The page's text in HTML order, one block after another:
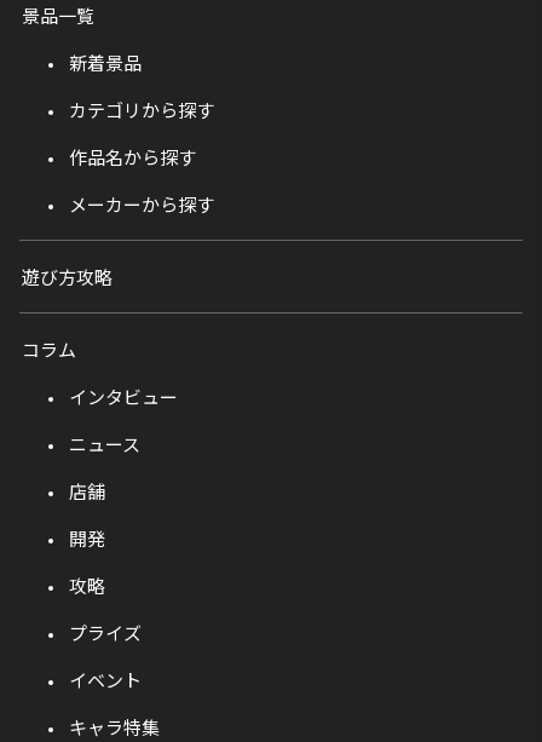
景品一覧
新着景品
カテゴリから探す
作品名から探す
メーカーから探す
遊び方攻略
コラム
インタビュー
ニュース
店舗
開発
攻略
プライズ
イベント
キャラ特集